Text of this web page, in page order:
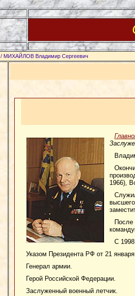
/ МИХАЙЛОВ Владимир Сергеевич
1966),
После
С
Указом Президента РФ от 21
Генерал армии.
Герой Российской Федерации.
Заслуженный военный летчик.